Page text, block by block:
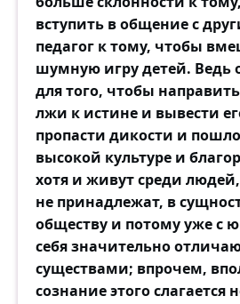
вступить в общение с
педагог к тому, чтобы
шумную игру детей. Ведь
для того, чтобы
лжи к истине и вывести
пропасти дикости и
высокой культуре и
хотя и живут среди
не принадлежат, в
обществу и потому уже с
себя значительно
существами; впрочем,
сознание этого слагается